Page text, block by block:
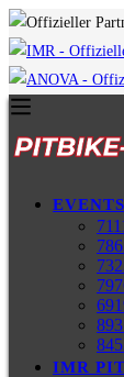
EVENTS
IMR